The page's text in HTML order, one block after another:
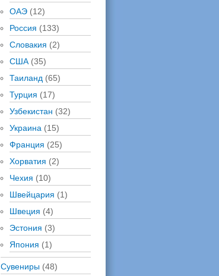
ОАЭ (12)
Россия (133)
Словакия (2)
США (35)
Таиланд (65)
Турция (17)
Узбекистан (32)
Украина (15)
Франция (25)
Хорватия (2)
Чехия (10)
Швейцария (1)
Швеция (4)
Эстония (3)
Япония (1)
Сувениры (48)